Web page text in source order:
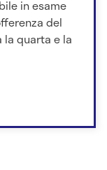
in esame
del
quarta e la